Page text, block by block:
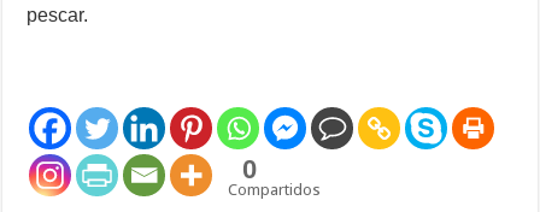
pescar.
0
Compartidos